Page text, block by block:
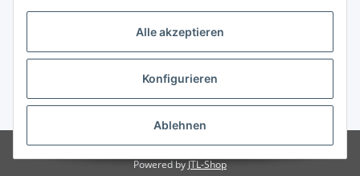
Alle akzeptieren
Konfigurieren
Ablehnen
Vertrag widerrufen
* Alle Preise inkl. gesetzlicher USt., zzgl.Versand
© Made with ❤ in Sachsen
© WebSachse GmbH
Powered byJTL-Shop